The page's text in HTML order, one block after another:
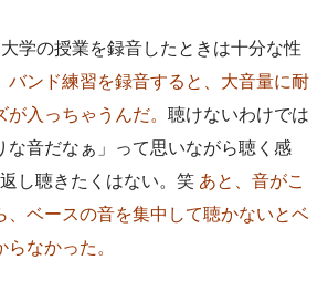
学の授業を録音したときは十分な性
バンド練習を録音すると、大音量に耐
入っちゃうんだ。 聴けないわけでは
な音だなぁ」って思いながら聴く感
し聴きたくはない。笑 あと、音がこ
、ベースの音を集中して聴かないとベ
なかった。